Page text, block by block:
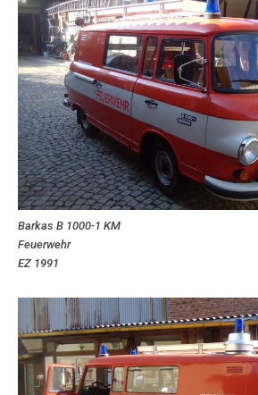
Barkas B 1000-1 KM
Feuerwehr
EZ 1991